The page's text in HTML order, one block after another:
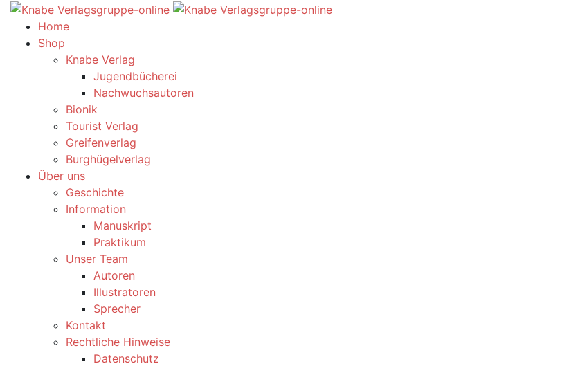
Home
Shop
Knabe Verlag
Jugendbücherei
Nachwuchsautoren
Bionik
Tourist Verlag
Greifenverlag
Burghügelverlag
Über uns
Geschichte
Information
Manuskript
Praktikum
Unser Team
Autoren
Illustratoren
Sprecher
Kontakt
Rechtliche Hinweise
Datenschutz